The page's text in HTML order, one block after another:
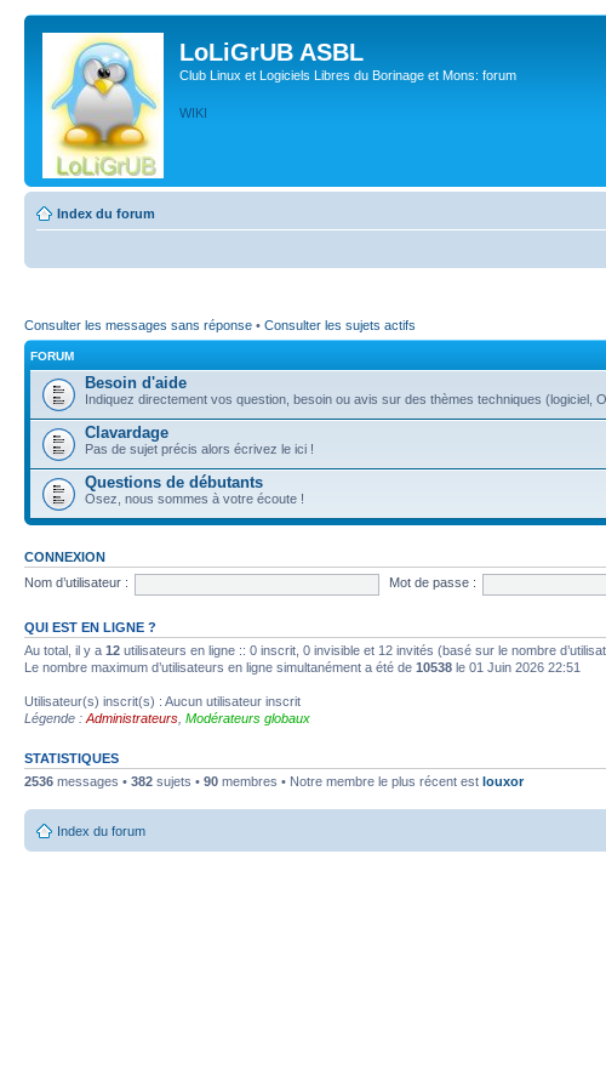
LoLiGrUB ASBL
Club Linux et Logiciels Libres du Borinage et Mons: forum
WIKI
Index du forum
Consulter les messages sans réponse • Consulter les sujets actifs
FORUM
Besoin d'aide
Indiquez directement vos question, besoin ou avis sur des thèmes techniques (logiciel,
Clavardage
Pas de sujet précis alors écrivez le ici !
Questions de débutants
Osez, nous sommes à votre écoute !
CONNEXION
Nom d’utilisateur :
Mot de passe :
QUI EST EN LIGNE ?
Au total, il y a 12 utilisateurs en ligne :: 0 inscrit, 0 invisible et 12 invités (basé sur le nombre
Le nombre maximum d’utilisateurs en ligne simultanément a été de 10538 le 01 Juin 2026 22:51
Utilisateur(s) inscrit(s) : Aucun utilisateur inscrit
Légende : Administrateurs Modérateurs globaux
STATISTIQUES
2536 messages • 382 sujets • 90 membres • Notre membre le plus récent est louxor
Index du forum